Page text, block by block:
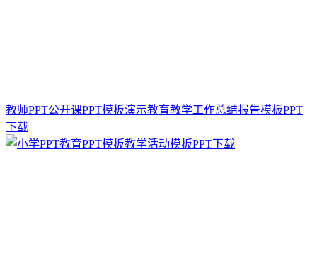
教师PPT公开课PPT模板演示教育教学工作总结报告模板PPT
下载